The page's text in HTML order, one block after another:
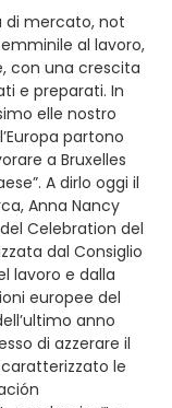
di mercato, not
al lavoro,
con una crescita
e preparati. In
elle nostro
partono
a Bruxelles
A dirlo oggi il
Anna Nancy
Celebration del
dal Consiglio
lavoro e dalla
europee del
anno
di azzerare il
le